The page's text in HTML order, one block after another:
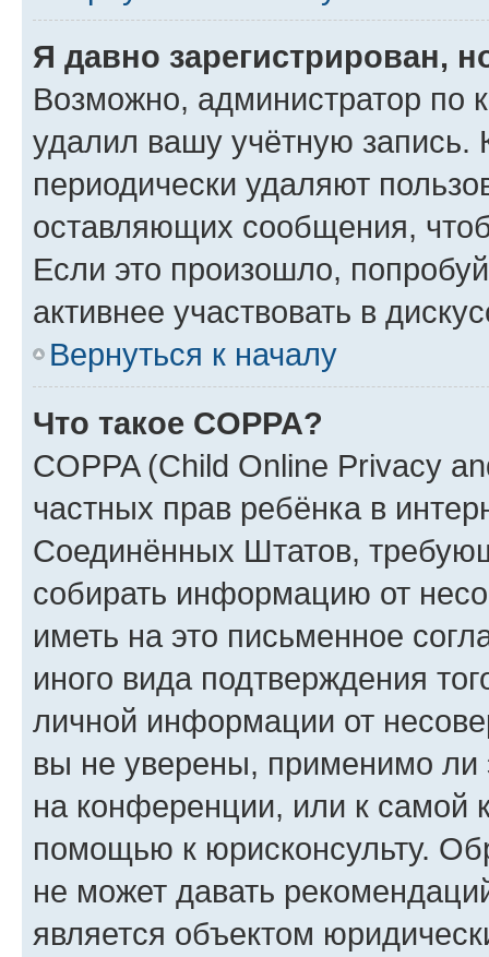
Я давно зарегистрирован,
Возможно, администратор по
удалил вашу учётную запись.
периодически удаляют
оставляющих сообщения,
Если это произошло,
активнее участвовать в
Вернуться к началу
Что такое COPPA?
COPPA (Child Online Privacy
частных прав ребёнка в
Соединённых Штатов,
собирать информацию от
иметь на это письменное
иного вида подтверждения
личной информации от
вы не уверены, применимо ли
на конференции, или к самой
помощью к юрисконсульту.
не может давать
является объектом